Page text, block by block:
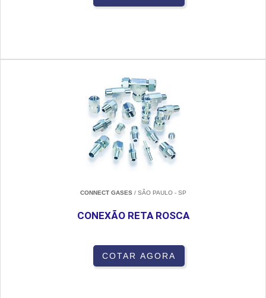
CONNECT GASES/ SÃO PAULO - SP
CONEXÃO RETA ROSCA
COTAR AGORA